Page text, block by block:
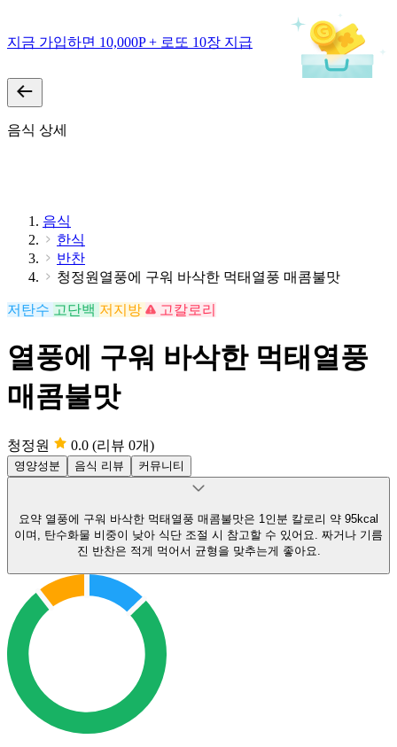
지금 가입하면 10,000P + 로또 10장 지급
음식 상세
음식
한식
반찬
청정원열풍에 구워 바삭한 먹태열풍 매콤불맛
저탄수 고단백 저지방 고칼로리
열풍에 구워 바삭한 먹태열풍
매콤불맛
청정원 0.0 (리뷰 0개)
영양성분 음식 리뷰 커뮤니티
요약 열풍에 구워 바삭한 먹태열풍 매콤불맛은 1인분 칼로리 약 95kcal
이며, 탄수화물 비중이 낮아 식단 조절 시 참고할 수 있어요. 짜거나 기름
진 반찬은 적게 먹어서 균형을 맞추는게 좋아요.